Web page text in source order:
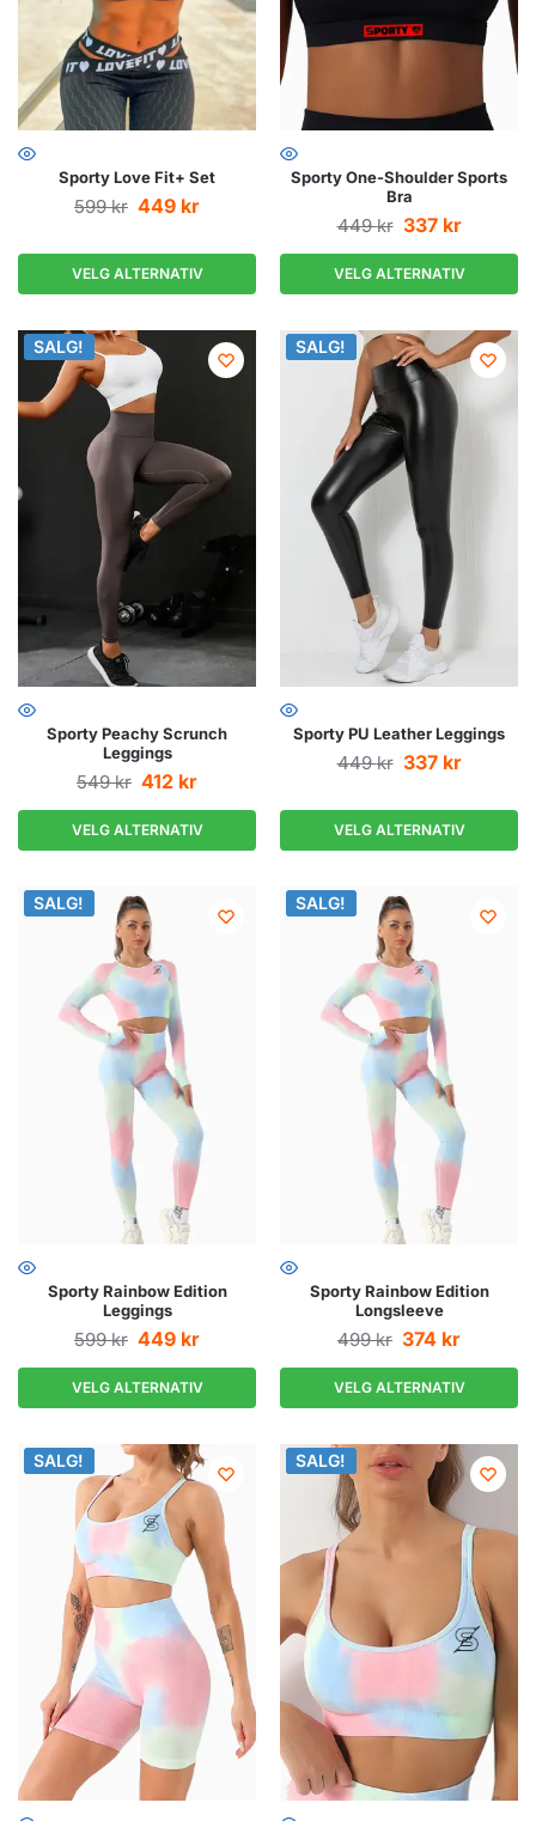
Sporty Love Fit+ Set
599kr 449 kr
VELG ALTERNATIV
Sporty One-Shoulder Sports
Bra
449kr 337 kr
VELG ALTERNATIV
SALG!
SALG!
Sporty Peachy Scrunch
Leggings
549kr 412 kr
VELG ALTERNATIV
SALG!
SALG!
Sporty PU Leather Leggings
449kr 337 kr
VELG ALTERNATIV
SALG!
SALG!
Sporty Rainbow Edition
Leggings
599kr 449 kr
VELG ALTERNATIV
SALG!
SALG!
Sporty Rainbow Edition
Longsleeve
499kr 374 kr
VELG ALTERNATIV
SALG!
SALG! SALG!
SALG!